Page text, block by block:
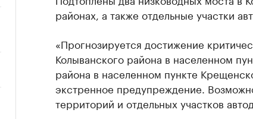
районах, а также отдельные участки
«Прогнозируется достижение
Колыванского района в населенном
района в населенном пункте
экстренное предупреждение.
территорий и отдельных участков